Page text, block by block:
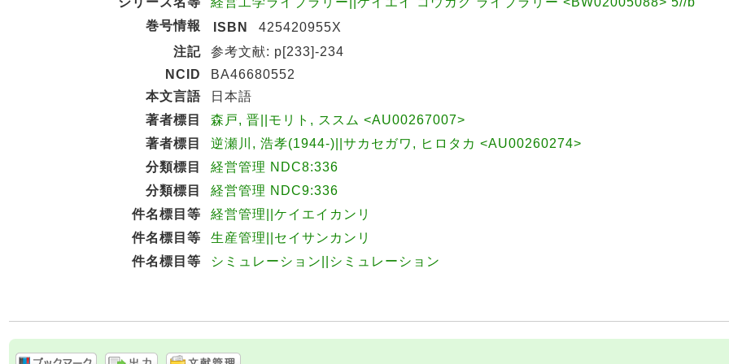
巻号情報
ISBN
425420955X
注記
参考文献: p[233]-234
NCID
BA46680552
本文言語
日本語
著者標目
森戸, 晋||モリト, ススム <AU00267007>
著者標目
逆瀬川, 浩孝(1944-)||サカセガワ, ヒロタカ <AU00260274>
分類標目
経営管理 NDC8:336
分類標目
経営管理 NDC9:336
件名標目等
経営管理||ケイエイカンリ
件名標目等
生産管理||セイサンカンリ
件名標目等
シミュレーション||シミュレーション